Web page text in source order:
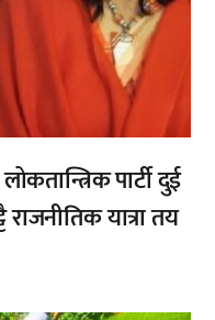
पार्टी दुई
राजनीतिक यात्रा तय